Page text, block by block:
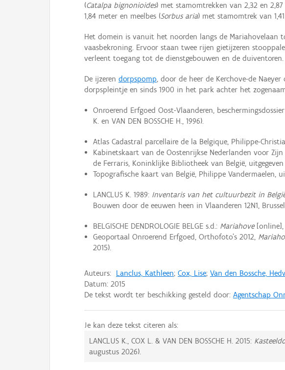
(Catalpa bignonioides) met stamomtrekken van 2,32 en
1,84 meter en meelbes (Sorbus aria) met stamomtrek van
Het domein is vanuit het noorden langs de Mariahovelaan
vaasbekroning. Ervoor staan twee rijen gietijzeren
verleent toegang tot de dienstgebouwen en de duiventoren.
De ijzeren dorpspomp, door de heer de Kerchove-de
dorpspleintje en sinds 1900 in het park achter het
Onroerend Erfgoed Oost-Vlaanderen,
K. en VAN DEN BOSSCHE H., 1996).
Atlas Cadastral parcellaire de la Belgique, Philippe-
Kabinetskaart van de Oostenrijkse Nederlanden voor
de Ferraris, Koninklijke Bibliotheek van België, uitgegeven
Topografische kaart van België, Philippe Vandermaelen,
LANCLUS K. 1989: Inventaris van het cultuurbezit in
Bouwen door de eeuwen heen in Vlaanderen 12N1,
BELGISCHE DENDROLOGIE BELGE s.d.: Mariahove[online],
Geoportaal Onroerend Erfgoed, Orthofoto’s 2012,
2015).
Auteurs: Lanclus, Kathleen; Cox, Lise; Van den Bossche,
Datum: 2015
De tekst wordt ter beschikking gesteld door: Agentschap
Je kan deze tekst citeren als:
LANCLUS K., COX L. & VAN DEN BOSSCHE H. 2015:
augustus 2026).